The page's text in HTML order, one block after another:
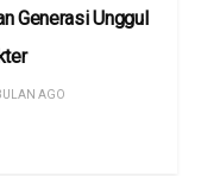
Generasi Unggul
AGO